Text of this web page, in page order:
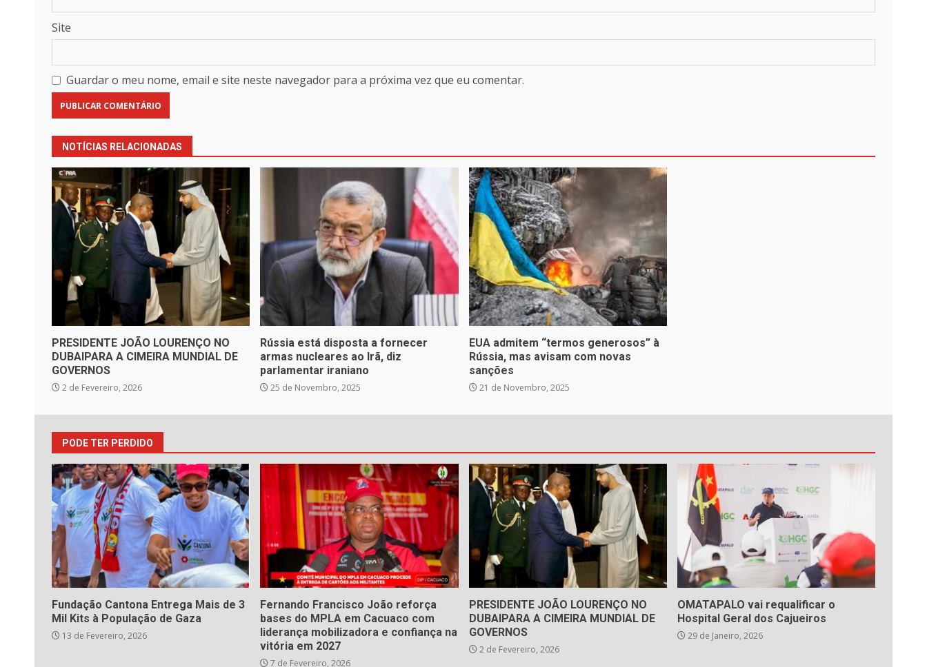
Site
Guardar o meu nome, email e site neste navegador para a próxima vez que eu comentar.
NOTÍCIAS RELACIONADAS
PRESIDENTE JOÃO LOURENÇO NO
DUBAIPARA A CIMEIRA MUNDIAL DE
GOVERNOS
2 de Fevereiro, 2026
Rússia está disposta a fornecer
armas nucleares ao Irã, diz
parlamentar iraniano
25 de Novembro, 2025
EUA admitem “termos generosos” à
Rússia, mas avisam com novas
sanções
21 de Novembro, 2025
PODE TER PERDIDO
Fundação Cantona Entrega Mais de 3
Mil Kits à População de Gaza
13 de Fevereiro, 2026
Fernando Francisco João reforça
bases do MPLA em Cacuaco com
liderança mobilizadora e confiança na
vitória em 2027
7 de Fevereiro, 2026
PRESIDENTE JOÃO LOURENÇO NO
DUBAIPARA A CIMEIRA MUNDIAL DE
GOVERNOS
2 de Fevereiro, 2026
OMATAPALO vai requalificar o
Hospital Geral dos Cajueiros
29 de Janeiro, 2026